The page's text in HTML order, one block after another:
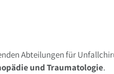
Abteilungen für
und Traumatologie.